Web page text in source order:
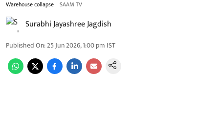
Warehouse collapse SAAM TV
Surabhi Jayashree Jagdish
Published On:25 Jun 2026, 1:00 pm IST